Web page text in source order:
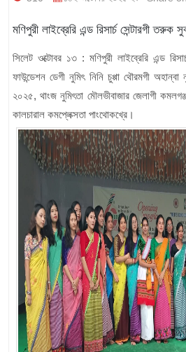
মণিপুরী লাইব্রেরি এন্ড রিসার্চ সেন্টারগী তরুক
সিলেট ওক্টোবর ১৩ : মণিপুরী লাইব্রেরি এন্ড
ফাউন্ডেশন ডেগী নুমিৎ নিনি চুপ্পা থৌরমগী
২০২৫, থাংজ নুমিৎতা মৌলভীবাজার জেলাগী
কালচারাল কমপ্লেক্সতা পাংথোকখ্রে।